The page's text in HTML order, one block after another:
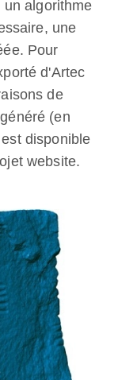
un algorithme
une
Pour
d'Artec
de
(en
disponible
website.